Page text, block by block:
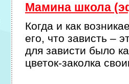
Мамина школа
Когда и как
его, что зависть –
для зависти было
цветок-заколка